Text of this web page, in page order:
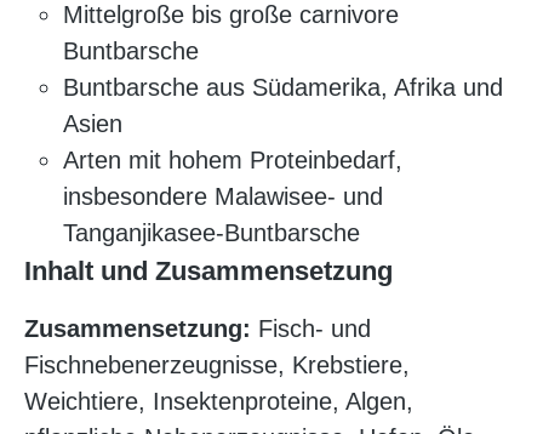
Mittelgroße bis große carnivore
Buntbarsche
Buntbarsche aus Südamerika, Afrika und
Asien
Arten mit hohem Proteinbedarf,
insbesondere Malawisee- und
Tanganjikasee-Buntbarsche
Inhalt und Zusammensetzung
Zusammensetzung: Fisch- und
Fischnebenerzeugnisse, Krebstiere,
Weichtiere, Insektenproteine, Algen,